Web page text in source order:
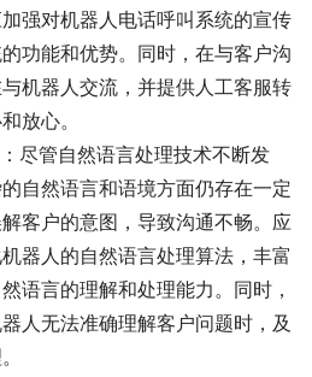
强对机器人电话呼叫系统的宣传
功能和优势。同时，在与客户沟
机器人交流，并提供人工客服转
放心。
尽管自然语言处理技术不断发
自然语言和语境方面仍存在一定
客户的意图，导致沟通不畅。应
器人的自然语言处理算法，丰富
语言的理解和处理能力。同时，
人无法准确理解客户问题时，及